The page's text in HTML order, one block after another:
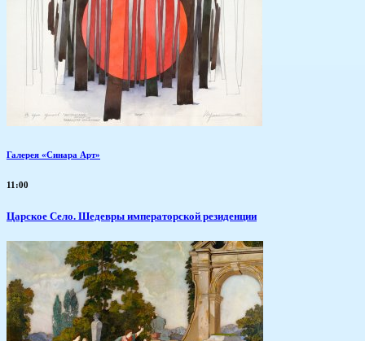
Галерея «Синара Арт»
11:00
Царское Село. Шедевры императорской резиденции